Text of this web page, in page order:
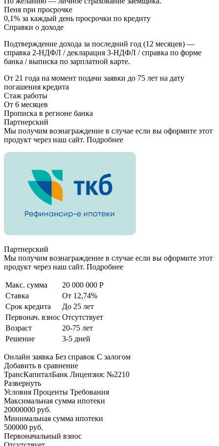
Пеня при просрочке
0,1% за каждый день просрочки по кредиту
Справки о доходе
Подтверждение дохода за последний год (12 месяцев) —
справка 2-НДФЛ / декларация 3-НДФЛ / справка по форме
банка / выписка по зарплатной карте.
От 21 года на момент подачи заявки до 75 лет на дату
погашения кредита
Стаж работы
От 6 месяцев
Прописка в регионе банка
Партнерский
Мы получим вознаграждение в случае если вы оформите этот
продукт через наш сайт. Подробнее
Партнерский
Мы получим вознаграждение в случае если вы оформите этот
продукт через наш сайт. Подробнее
Макс. сумма
20 000 000 Р
Ставка
От 12,74%
Срок кредита
До 25 лет
Первонач. взнос Отсутствует
Возраст
20-75 лет
Решение
3-5 дней
Онлайн заявка Без справок С залогом
Добавить в сравнение
ТрансКапиталБанк Лицензия: №2210
Развернуть
Условия Проценты Требования
Максимальная сумма ипотеки
20000000 руб.
Минимальная сумма ипотеки
500000 руб.
Первоначальный взнос